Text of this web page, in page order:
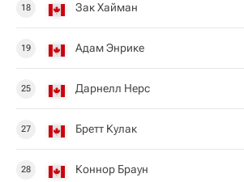
18 Зак Хайман
19 Адам Энрике
25 Дарнелл Нерс
27 Бретт Кулак
28 Коннор Браун